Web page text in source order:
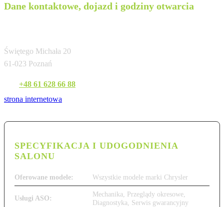
Dane kontaktowe, dojazd i godziny otwarcia
Świętego Michała 20
61-023 Poznań
+48 61 628 66 88
strona internetowa
SPECYFIKACJA I UDOGODNIENIA
SALONU
Oferowane modele: Wszystkie modele marki Chrysler
Usługi ASO:
Mechanika, Przeglądy okresowe,
Diagnostyka, Serwis gwarancyjny